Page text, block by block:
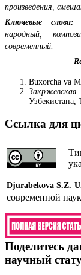
произведения,
Ключевые слова:
народный,
современный.
Buxorcha va
За
Ссылка для
Djurabekova S.Z.
современной
Поделитесь
научный